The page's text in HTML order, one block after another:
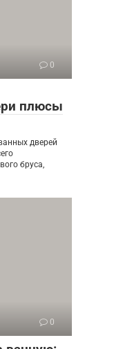
0
плюсы
дверей
бруса,
0